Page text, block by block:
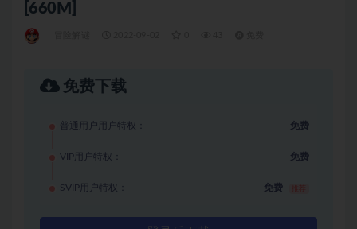
[660M]
免费下载
普通用户用户特权： 免费
VIP用户特权： 免费
SVIP用户特权： 免费